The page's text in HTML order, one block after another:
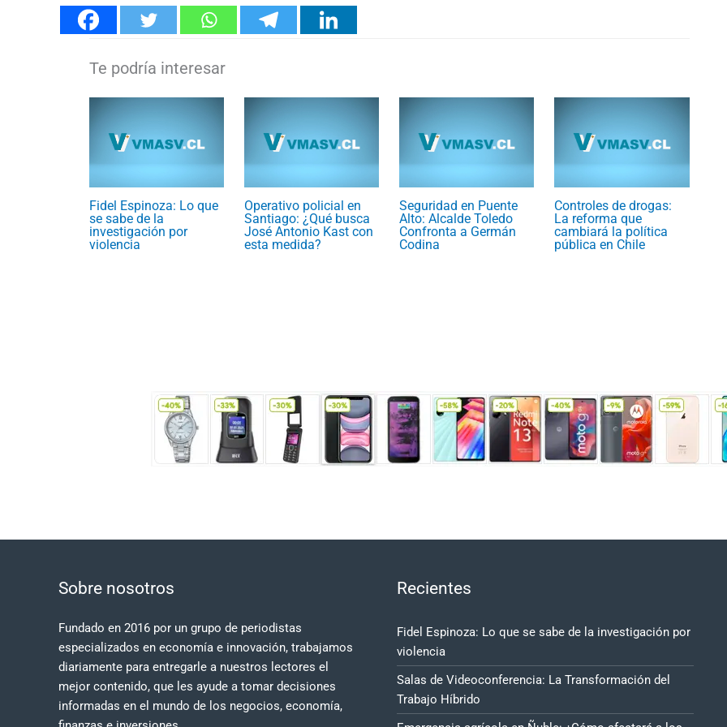
Fidel Espinoza: Lo que
se sabe de la
investigación por
violencia
Operativo policial en
Santiago: ¿Qué busca
José Antonio Kast con
esta medida?
Seguridad en Puente
Alto: Alcalde Toledo
Confronta a Germán
Codina
Controles de drogas:
La reforma que
cambiará la política
pública en Chile
Sobre nosotros
Fundado en 2016 por un grupo de periodistas
especializados en economía e innovación, trabajamos
diariamente para entregarle a nuestros lectores el
mejor contenido, que les ayude a tomar decisiones
informadas en el mundo de los negocios, economía,
Recientes
Fidel Espinoza: Lo que se sabe de la investigación por
violencia
Salas de Videoconferencia: La Transformación del
Trabajo Híbrido